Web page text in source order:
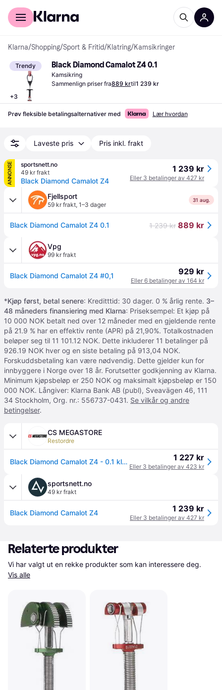
For kunder
Klarna/Shopping/Sport & Fritid/Klatring/Kamsikringer
Trendy
+3
Black Diamond Camalot Z4 0.1
Kamsikring
Sammenlign priser fra889 krtil1 239 kr
Prøv fleksible betalingsalternativer med Lær hvordan
Laveste pris Pris inkl. frakt
ANNONSE
sportsnett.no
49 kr frakt
Black Diamond Camalot Z4
1 239 kr
Eller 3 betalinger av 427 kr
Fjellsport
59 kr frakt, 1–3 dager
31 aug.
Black Diamond Camalot Z4 0.1 1 239 kr 889 kr
Vpg
99 kr frakt
Black Diamond Camalot Z4 #0,1 929 kr
Eller 6 betalinger av 164 kr
*Kjøp først, betal senere: Kreditttid: 30 dager. 0 % årlig rente. 3–
48 måneders finansiering med Klarna: Priseksempel: Et kjøp på
10 000 NOK betalt ned over 12 måneder med en gjeldende rente
på 21.9 % har en effektiv rente (APR) på 21,90%. Totalkostnaden
beløper seg til 11 101.12 NOK. Dette inkluderer 11 betalinger på
926.19 NOK hver og en siste betaling på 913,04 NOK.
Forskuddsbetaling kan være nødvendig. Dette gjelder kun for
innbyggere i Norge over 18 år. Forutsetter godkjenning av Klarna.
Minimum kjøpsbeløp er 250 NOK og maksimalt kjøpsbeløp er 150
000 NOK. Långiver: Klarna Bank AB (publ), Sveavägen 46, 111
34 Stockholm, Org. nr.: 556737-0431. Se vilkår og andre
betingelser.
CS MEGASTORE
Restordre
Black Diamond Camalot Z4 - 0.1 klatresikring 1 227 kr
Eller 3 betalinger av 423 kr
sportsnett.no
49 kr frakt
Black Diamond Camalot Z4 1 239 kr
Eller 3 betalinger av 427 kr
Relaterte produkter
Vis alle